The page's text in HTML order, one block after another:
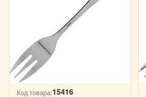
Код товара:15416